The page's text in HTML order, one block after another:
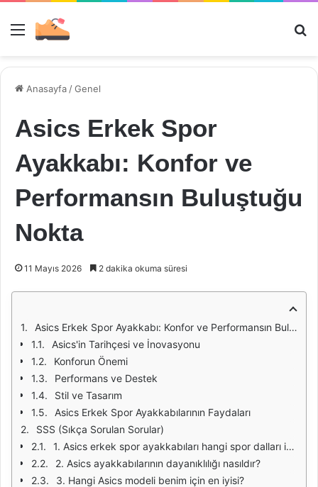
Menü
Anasayfa /Genel
Asics Erkek Spor
Ayakkabı: Konfor ve
Performansın Buluştuğu
Nokta
11 Mayıs 2026 2 dakika okuma süresi
Asics Erkek Spor Ayakkabı: Konfor ve Performansın Buluştuğu Nokta
Asics'in Tarihçesi ve İnovasyonu
Konforun Önemi
Performans ve Destek
Stil ve Tasarım
Asics Erkek Spor Ayakkabılarının Faydaları
SSS (Sıkça Sorulan Sorular)
1. Asics erkek spor ayakkabıları hangi spor dalları için uygundur?
2. Asics ayakkabılarının dayanıklılığı nasıldır?
3. Hangi Asics modeli benim için en iyisi?